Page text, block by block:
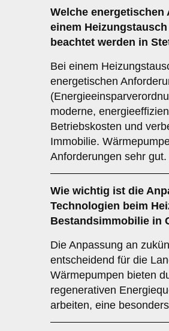
Welche energetischen
einem
beachtet werden in
Bei einem
energetischen
moderne,
Betriebskosten und
Immobilie.
Anforderungen sehr gut.
Wie wichtig ist die
Technologien beim
Bestandsimmobilie in
Die Anpassung an
entscheidend für die
Wärmepumpen bieten
regenerativen
arbeiten, eine